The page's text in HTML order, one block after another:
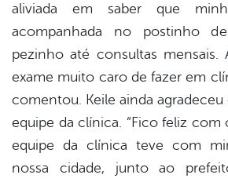
aliviada em saber que
acompanhada no postinho
pezinho até consultas mensais.
exame muito caro de fazer em
comentou. Keile ainda
equipe da clínica. “Fico feliz com
equipe da clínica teve com
nossa cidade, junto ao